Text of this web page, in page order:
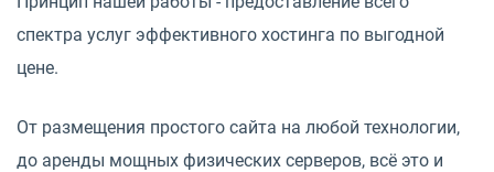
спектра услуг эффективного хостинга по выгодной
цене.
От размещения простого сайта на любой технологии,
до аренды мощных физических серверов, всё это и